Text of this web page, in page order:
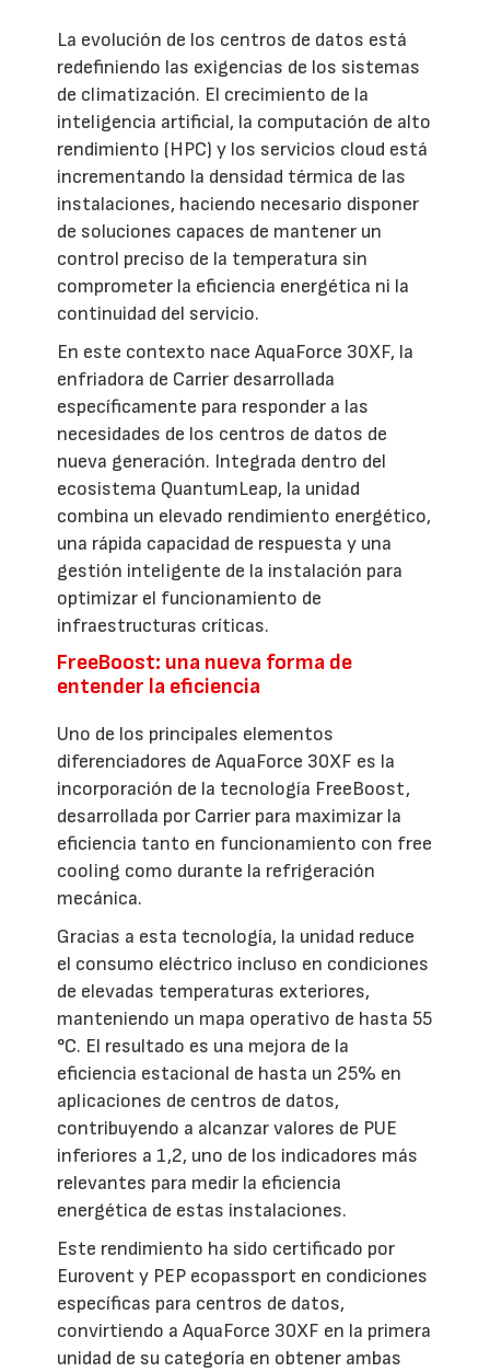
La evolución de los centros de datos está
redefiniendo las exigencias de los sistemas
de climatización. El crecimiento de la
inteligencia artificial, la computación de alto
rendimiento (HPC) y los servicios cloud está
incrementando la densidad térmica de las
instalaciones, haciendo necesario disponer
de soluciones capaces de mantener un
control preciso de la temperatura sin
comprometer la eficiencia energética ni la
continuidad del servicio.
En este contexto nace AquaForce 30XF, la
enfriadora de Carrier desarrollada
específicamente para responder a las
necesidades de los centros de datos de
nueva generación. Integrada dentro del
ecosistema QuantumLeap, la unidad
combina un elevado rendimiento energético,
una rápida capacidad de respuesta y una
gestión inteligente de la instalación para
optimizar el funcionamiento de
infraestructuras críticas.
FreeBoost: una nueva forma de
entender la eficiencia
Uno de los principales elementos
diferenciadores de AquaForce 30XF es la
incorporación de la tecnología FreeBoost,
desarrollada por Carrier para maximizar la
eficiencia tanto en funcionamiento con free
cooling como durante la refrigeración
mecánica.
Gracias a esta tecnología, la unidad reduce
el consumo eléctrico incluso en condiciones
de elevadas temperaturas exteriores,
manteniendo un mapa operativo de hasta 55
°C. El resultado es una mejora de la
eficiencia estacional de hasta un 25% en
aplicaciones de centros de datos,
contribuyendo a alcanzar valores de PUE
inferiores a 1,2, uno de los indicadores más
relevantes para medir la eficiencia
energética de estas instalaciones.
Este rendimiento ha sido certificado por
Eurovent y PEP ecopassport en condiciones
específicas para centros de datos,
convirtiendo a AquaForce 30XF en la primera
unidad de su categoría en obtener ambas